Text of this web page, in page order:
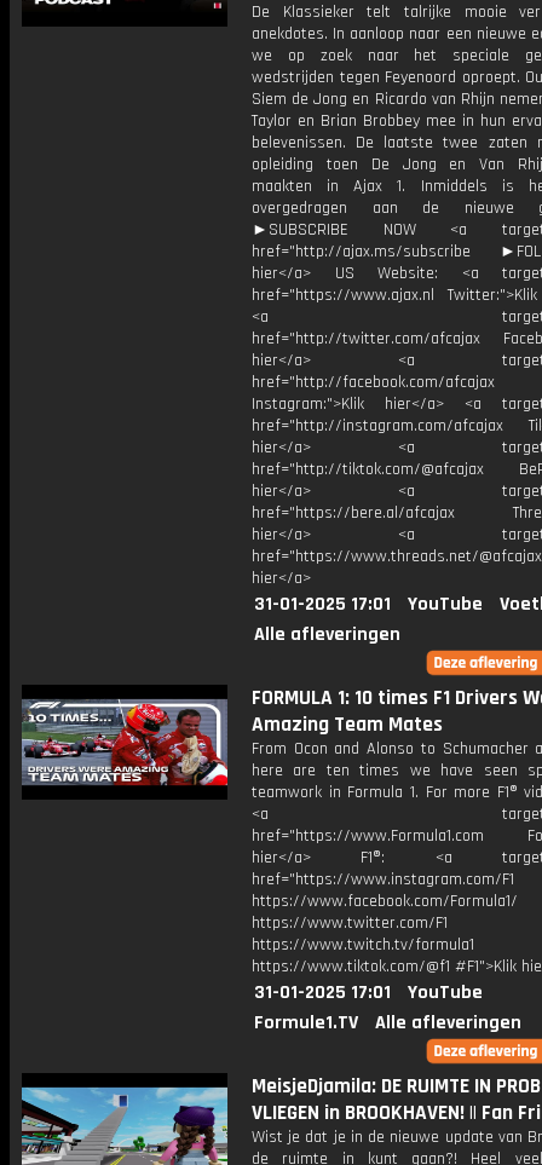
De Klassieker telt talrijke mooie
anekdotes. In aanloop naar een nieuwe
we op zoek naar het speciale
wedstrijden tegen Feyenoord oproept.
Siem de Jong en Ricardo van Rhijn
Taylor en Brian Brobbey mee in hun
belevenissen. De laatste twee zaten
opleiding toen De Jong en Van
maakten in Ajax 1. Inmiddels is
overgedragen aan de nieuwe
►SUBSCRIBE NOW <a
href="http://ajax.ms/subscribe
hier</a> US Website: <a
href="https://www.ajax.nl
<a
href="http://twitter.com/afcajax
hier</a> <a
href="http://facebook.com/afcajax
Instagram:">Klik hier</a> <a
href="http://instagram.com/afcajax
hier</a> <a
href="http://tiktok.com/@afcajax
hier</a> <a
href="https://bere.al/afcajax
hier</a> <a
href="https://www.threads.net/
hier</a>
31-01-2025 17:01 YouTube
Alle afleveringen
FORMULA 1: 10 times F1 Drivers
Amazing Team Mates
From Ocon and Alonso to Schumacher
here are ten times we have seen
teamwork in Formula 1. For more F1®
<a
href="https://www.Formula1.com
hier</a> F1®: <a
href="https://www.instagram.com/F1
https://www.facebook.com/Formula1/
https://www.twitter.com/F1
https://www.twitch.tv/formula1
https://www.tiktok.com/@f1 #F1">Klik
31-01-2025 17:01
YouTube
Formule1.TV
Alle afleveringen
MeisjeDjamila: DE RUIMTE IN
VLIEGEN in BROOKHAVEN! || Fan
Wist je dat je in de nieuwe update van
de ruimte in kunt gaan?! Heel